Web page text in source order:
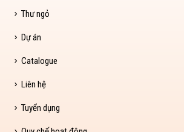
Thư ngỏ
Dự án
Catalogue
Liên hệ
Tuyển dụng